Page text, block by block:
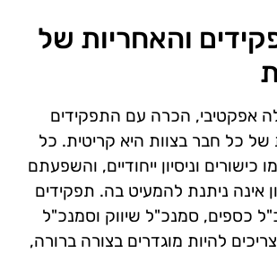
והאחריות של
אפקטיבי, הכרה עם התפקידים
של כל חבר בצוות היא קריטית. כל
כישורים וניסיון ייחודיים, והשפעתם
אינה ניתנת להמעיט בה. תפקידים
כספים, סמנכ"ל שיווק וסמנכ"ל
להיות מוגדרים בצורה ברורה,